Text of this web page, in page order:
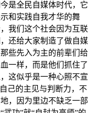
是全民自媒体时代，它
和实践自我才华的舞
我们这个社会因为互联
还给大家制造了做自媒
些先入为主的前辈们给
一样，而是他们抓住了
这似乎是一种心照不宣
己的主见与判断力，不
，因为里边不缺乏一部